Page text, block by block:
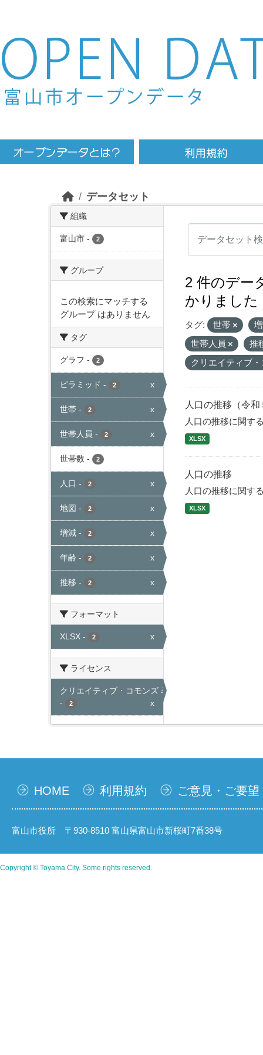
Skip to main content
データセット
組織
富山市 - 2
グループ
この検索にマッチする
グループ はありません
タグ
グラフ - 2
ピラミッド - 2 x
世帯 - 2 x
世帯人員 - 2 x
世帯数 - 2
人口 - 2 x
地図 - 2 x
増減 - 2 x
年齢 - 2 x
推移 - 2 x
フォーマット
XLSX - 2 x
ライセンス
クリエイティブ・コモンズ 表示
-
2 x
2 件のデー
かりました
タグ: 世帯
世帯人員
推
クリエイティブ
人口の推移（令和
人口の推移に関す
XLSX
人口の推移
人口の推移に関す
XLSX
HOME 利用規約 ご意見・ご要望
富山市役所 〒930-8510 富山県富山市新桜町7番38号
Copyright © Toyama City. Some rights reserved.